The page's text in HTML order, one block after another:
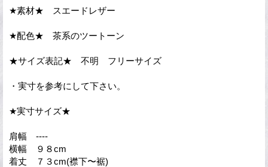
★素材★ スエードレザー
★配色★ 茶系のツートーン
★サイズ表記★ 不明 フリーサイズ
・実寸を参考にして下さい。
★実寸サイズ★
肩幅 ----
横幅 ９８cm
着丈 ７３cm(襟下〜裾)